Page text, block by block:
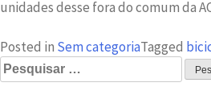
unidades desse fora do comum da
Posted in Sem categoriaTagged
Pesquisar
por: